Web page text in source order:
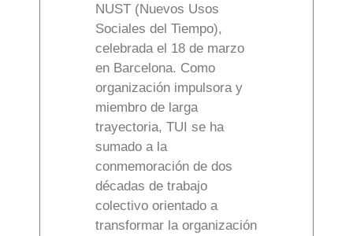
NUST (Nuevos Usos
Sociales del Tiempo),
celebrada el 18 de marzo
en Barcelona. Como
organización impulsora y
miembro de larga
trayectoria, TUI se ha
sumado a la
conmemoración de dos
décadas de trabajo
colectivo orientado a
transformar la organización